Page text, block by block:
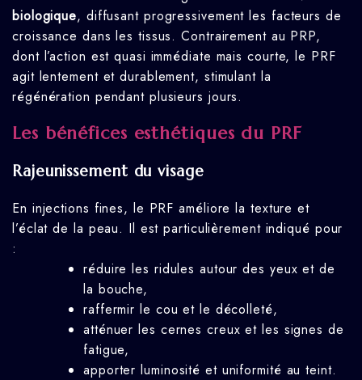
biologique, diffusant progressivement les facteurs de
croissance dans les tissus. Contrairement au PRP,
dont l’action est quasi immédiate mais courte, le PRF
agit lentement et durablement, stimulant la
régénération pendant plusieurs jours.
Les bénéfices esthétiques du PRF
Rajeunissement du visage
En injections fines, le PRF améliore la texture et
l’éclat de la peau. Il est particulièrement indiqué pour
:
réduire les ridules autour des yeux et de
la bouche,
raffermir le cou et le décolleté,
atténuer les cernes creux et les signes de
fatigue,
apporter luminosité et uniformité au teint.